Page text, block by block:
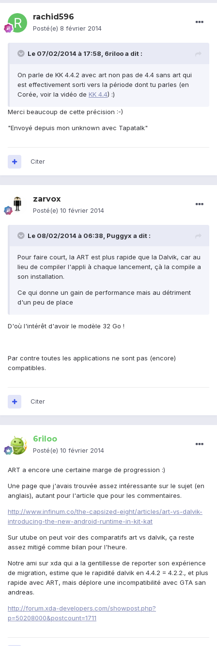
rachid596
Posté(e) 8 février 2014
Le 07/02/2014 à 17:58, 6riloo a dit :
On parle de KK 4.4.2 avec art non pas de 4.4 sans art qui
est effectivement sorti vers la période dont tu parles (en
Corée, voir la vidéo de KK 4.4) :)
Merci beaucoup de cette précision :-)
"Envoyé depuis mon unknown avec Tapatalk"
Citer
zarvox
Posté(e) 10 février 2014
Le 08/02/2014 à 06:38, Puggyx a dit :
Pour faire court, la ART est plus rapide que la Dalvik, car au
lieu de compiler l'appli à chaque lancement, çà la compile a
son installation.
Ce qui donne un gain de performance mais au détriment
d'un peu de place
D'où l'intérêt d'avoir le modèle 32 Go !
Par contre toutes les applications ne sont pas (encore)
compatibles.
Citer
6riloo
Posté(e) 10 février 2014
ART a encore une certaine marge de progression :)
Une page que j'avais trouvée assez intéressante sur le sujet (en
anglais), autant pour l'article que pour les commentaires.
http://www.infinum.co/the-capsized-eight/articles/art-vs-dalvik-
introducing-the-new-android-runtime-in-kit-kat
Sur utube on peut voir des comparatifs art vs dalvik, ça reste
assez mitigé comme bilan pour l'heure.
Notre ami sur xda qui a la gentillesse de reporter son expérience
de migration, estime que le rapidité dalvik en 4.4.2 = 4.2.2., et plus
rapide avec ART, mais déplore une incompatibilité avec GTA san
andreas.
http://forum.xda-developers.com/showpost.php?
p=50208000&postcount=1711